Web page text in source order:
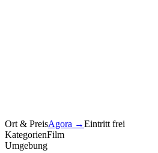
Ort & PreisAgora →Eintritt frei
KategorienFilm
Umgebung